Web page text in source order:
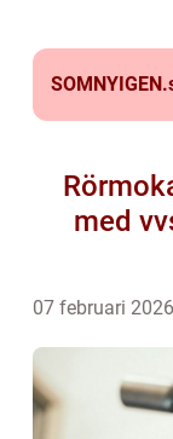
SOMNYIGEN.
med
07 februari 2026